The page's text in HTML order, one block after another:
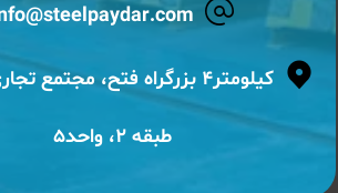
کیلومتر۴ بزرگراه فتح،
طبقه ۲، واحد۵